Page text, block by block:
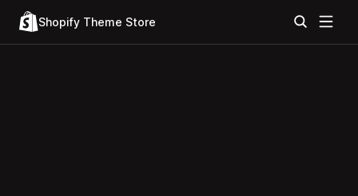
Shopify Theme Store